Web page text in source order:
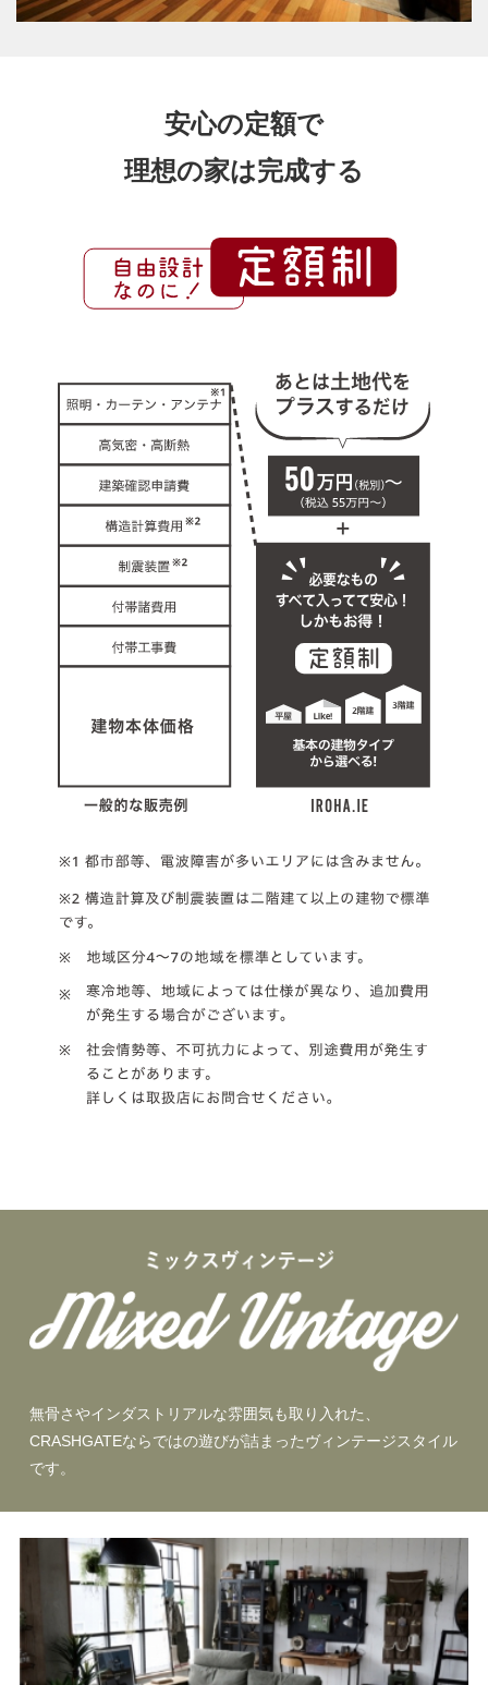
安心の定額で
理想の家は完成する
無骨さやインダストリアルな雰囲気も取り入れた、
CRASHGATEならではの遊びが詰まったヴィンテージスタイル
です。